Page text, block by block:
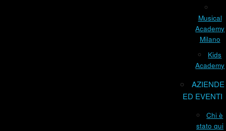
Musical
Academy
Milano
Kids
Academy
AZIENDE
ED EVENTI
Chi è
stato qui